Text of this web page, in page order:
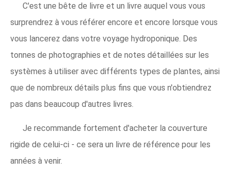
C'est une bête de livre et un livre auquel vous vous
surprendrez à vous référer encore et encore lorsque vous
vous lancerez dans votre voyage hydroponique. Des
tonnes de photographies et de notes détaillées sur les
systèmes à utiliser avec différents types de plantes, ainsi
que de nombreux détails plus fins que vous n'obtiendrez
pas dans beaucoup d'autres livres.
Je recommande fortement d'acheter la couverture
rigide de celui-ci - ce sera un livre de référence pour les
années à venir.​